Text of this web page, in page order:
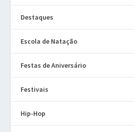
Destaques
Escola de Natação
Festas de Aniversário
Festivais
Hip-Hop